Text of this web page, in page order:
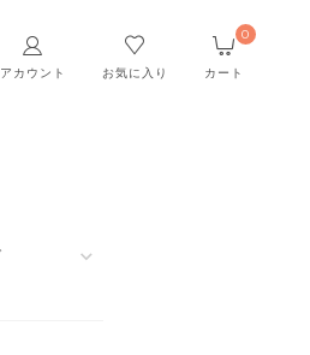
アカウント お気に入り カート
0